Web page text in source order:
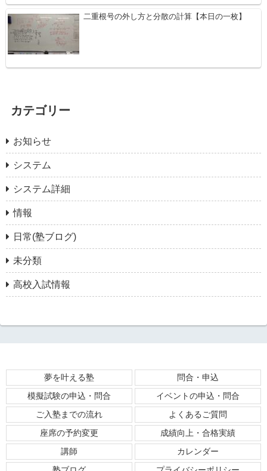
二重根号の外し方と分散の計算【本日の一枚】
カテゴリー
お知らせ
システム
システム詳細
情報
日常(塾ブログ)
未分類
高校入試情報
夢を叶える塾
問合・申込
模擬試験の申込・問合
イベントの申込・問合
ご入塾までの流れ
よくあるご質問
座席の予約変更
成績向上・合格実績
講師
カレンダー